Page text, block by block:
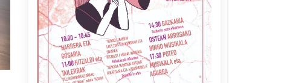
2021/07/06
Arrosaren laburpen bideoa
Hamaika Telebistaren eskutik